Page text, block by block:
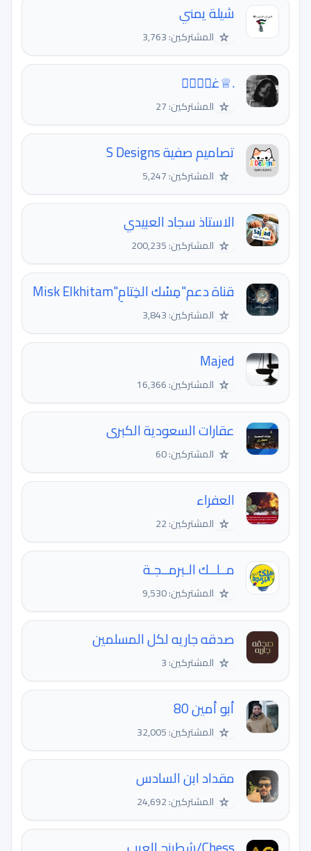
شيلة يمني
☆ المشتركين: 3,763
.♕غيۧمۘ
☆ المشتركين: 27
تصاميم صفية S Designs
☆ المشتركين: 5,247
الاستاذ سجاد العبيدي
☆ المشتركين: 200,235
قناة دعم"مِسْك الخِتامِ"Misk Elkhitam
☆ المشتركين: 3,843
Majed
☆ المشتركين: 16,366
عقارات السعودية الكبرى
☆ المشتركين: 60
العفراء
☆ المشتركين: 22
مــلــك الـبرمــجـة
☆ المشتركين: 9,530
صدقه جاريه لكل المسلمين
☆ المشتركين: 3
أبو أمين 80
☆ المشتركين: 32,005
مقداد ابن السادس
☆ المشتركين: 24,692